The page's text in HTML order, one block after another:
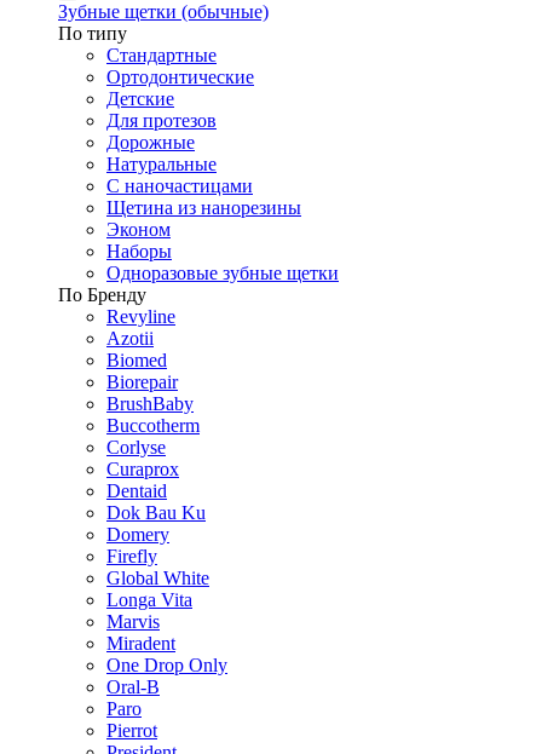
Зубные щетки (обычные)
По типу
Стандартные
Ортодонтические
Детские
Для протезов
Дорожные
Натуральные
С наночастицами
Щетина из нанорезины
Эконом
Наборы
Одноразовые зубные щетки
По Бренду
Revyline
Azotii
Biomed
Biorepair
BrushBaby
Buccotherm
Corlyse
Curaprox
Dentaid
Dok Bau Ku
Domery
Firefly
Global White
Longa Vita
Marvis
Miradent
One Drop Only
Oral-B
Paro
Pierrot